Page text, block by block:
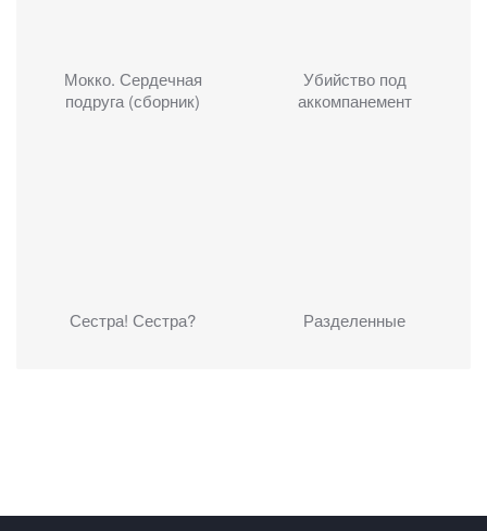
Мокко. Сердечная
подруга (сборник)
Убийство под
аккомпанемент
Сестра! Сестра? Разделенные